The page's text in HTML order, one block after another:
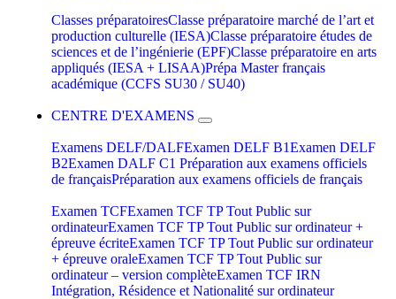
Classes préparatoiresClasse préparatoire marché de l’art et
production culturelle (IESA)Classe préparatoire études de
sciences et de l’ingénierie (EPF)Classe préparatoire en arts
appliqués (IESA + LISAA)Prépa Master français
académique (CCFS SU30 / SU40)
CENTRE D'EXAMENS
Examens DELF/DALFExamen DELF B1Examen DELF
B2Examen DALF C1 Préparation aux examens officiels
de françaisPréparation aux examens officiels de français
Examen TCFExamen TCF TP Tout Public sur
ordinateurExamen TCF TP Tout Public sur ordinateur +
épreuve écriteExamen TCF TP Tout Public sur ordinateur
+ épreuve oraleExamen TCF TP Tout Public sur
ordinateur – version complèteExamen TCF IRN
Intégration, Résidence et Nationalité sur ordinateur